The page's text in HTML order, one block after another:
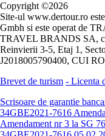
Copyright ©2026
Site-ul www.dertour.ro
Gmbh si este operat de
TRAVEL BRANDS SA,
Reinvierii 3-5, Etaj 1,
J2018005790400, CUI
Brevet de turism - Licenta
Scrisoare de garantie
34GBE2021-7616
Amendament nr 3 la SG